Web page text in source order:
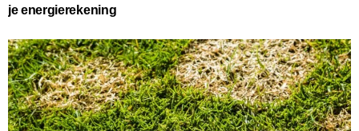
je energierekening